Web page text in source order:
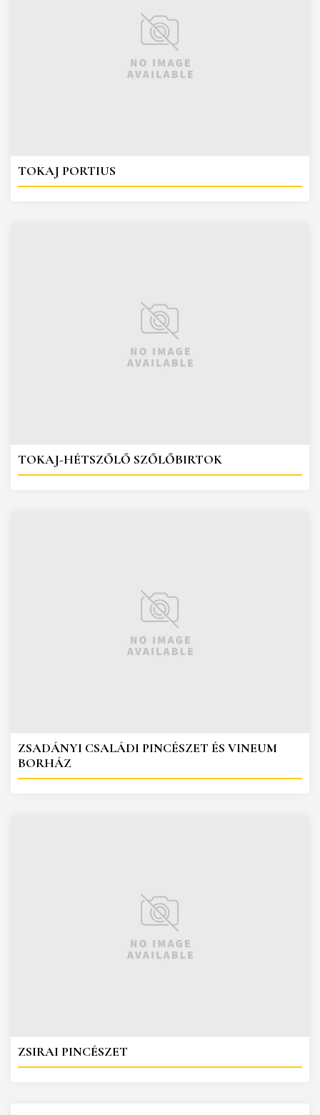
TOKAJ PORTIUS
TOKAJ-HÉTSZŐLŐ SZŐLŐBIRTOK
ZSADÁNYI CSALÁDI PINCÉSZET ÉS VINEUM
BORHÁZ
ZSIRAI PINCÉSZET